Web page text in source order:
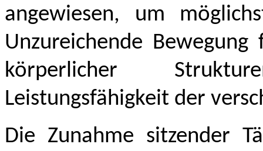
angewiesen, um
Unzureichende
körperlicher
Leistungsfähigkeit der
Die Zunahme sitzender